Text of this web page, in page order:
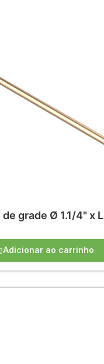
grade Ø 1.1/4" x L
Adicionar ao carrinho